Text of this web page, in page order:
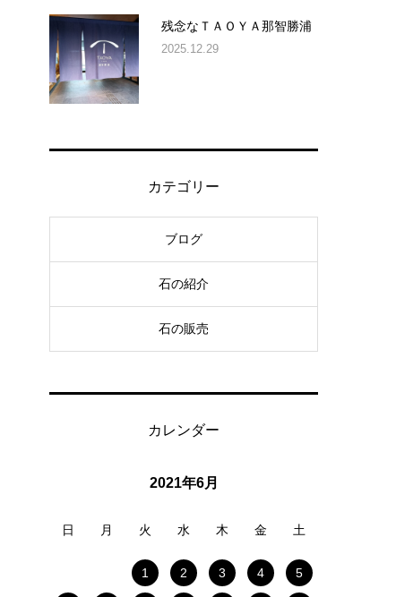
残念なＴＡＯＹＡ那智勝浦
2025.12.29
カテゴリー
ブログ
石の紹介
石の販売
カレンダー
2021年6月
日 月 火 水 木 金 土
1 2 3 4 5